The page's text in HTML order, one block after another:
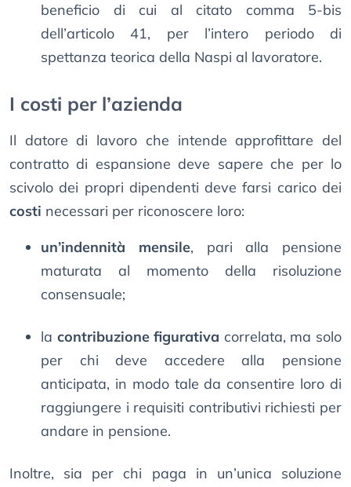
beneficio di cui al citato comma 5-bis
dell’articolo 41, per l’intero periodo di
spettanza teorica della Naspi al lavoratore.
I costi per l’azienda
Il datore di lavoro che intende approfittare del
contratto di espansione deve sapere che per lo
scivolo dei propri dipendenti deve farsi carico dei
costi necessari per riconoscere loro:
un’indennità mensile, pari alla pensione
maturata al momento della risoluzione
consensuale;
la contribuzione figurativa correlata, ma solo
per chi deve accedere alla pensione
anticipata, in modo tale da consentire loro di
raggiungere i requisiti contributivi richiesti per
andare in pensione.
Inoltre, sia per chi paga in un’unica soluzione